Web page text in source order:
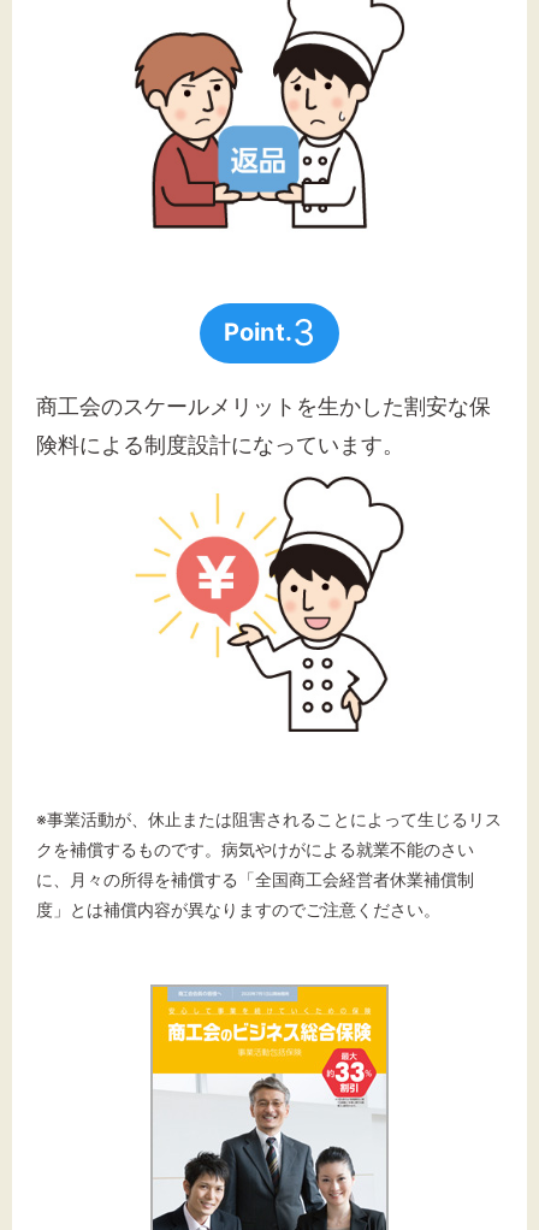
Point.3
商工会のスケールメリットを生かした割安な保
険料による制度設計になっています。
※事業活動が、休止または阻害されることによって生じるリス
クを補償するものです。病気やけがによる就業不能のさい
に、月々の所得を補償する「全国商工会経営者休業補償制
度」とは補償内容が異なりますのでご注意ください。